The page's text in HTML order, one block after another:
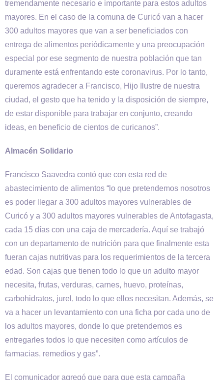
tremendamente necesario e importante para estos adultos
mayores. En el caso de la comuna de Curicó van a hacer
300 adultos mayores que van a ser beneficiados con
entrega de alimentos periódicamente y una preocupación
especial por ese segmento de nuestra población que tan
duramente está enfrentando este coronavirus. Por lo tanto,
queremos agradecer a Francisco, Hijo Ilustre de nuestra
ciudad, el gesto que ha tenido y la disposición de siempre,
de estar disponible para trabajar en conjunto, creando
ideas, en beneficio de cientos de curicanos”.
Almacén Solidario
Francisco Saavedra contó que con esta red de
abastecimiento de alimentos “lo que pretendemos nosotros
es poder llegar a 300 adultos mayores vulnerables de
Curicó y a 300 adultos mayores vulnerables de Antofagasta,
cada 15 días con una caja de mercadería. Aquí se trabajó
con un departamento de nutrición para que finalmente esta
fueran cajas nutritivas para los requerimientos de la tercera
edad. Son cajas que tienen todo lo que un adulto mayor
necesita, frutas, verduras, carnes, huevo, proteínas,
carbohidratos, jurel, todo lo que ellos necesitan. Además, se
va a hacer un levantamiento con una ficha por cada uno de
los adultos mayores, donde lo que pretendemos es
entregarles todos lo que necesiten como artículos de
farmacias, remedios y gas”.
El comunicador agregó que para que esta campaña